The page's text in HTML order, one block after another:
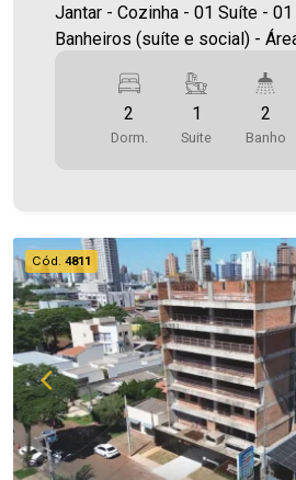
Jantar - Cozinha - 01 Suíte -
Banheiros (suíte e social) -
garagem *Edifício com elevador, salão de festas,
piscina, academia e espaço kids. Área
74,00m² A Imobiliária Ativa possui hoje uma das
agende uma visita! Imobiliária Ativa | Sinta-se em
casa! - As informações aqui prestadas são
verdadeiras, todavia,
corrigir qualquer erro de
bem como alteração dos
Fotos meramente ilustrativas
2
Dorm.
1
Suite
2
Banho
Cód. 4811